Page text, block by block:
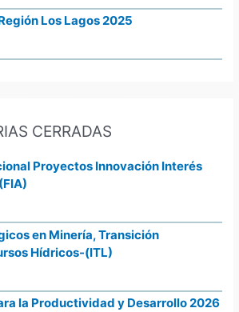
Los Lagos 2025
CERRADAS
Proyectos Innovación Interés
en Minería, Transición
Hídricos-(ITL)
la Productividad y Desarrollo 2026